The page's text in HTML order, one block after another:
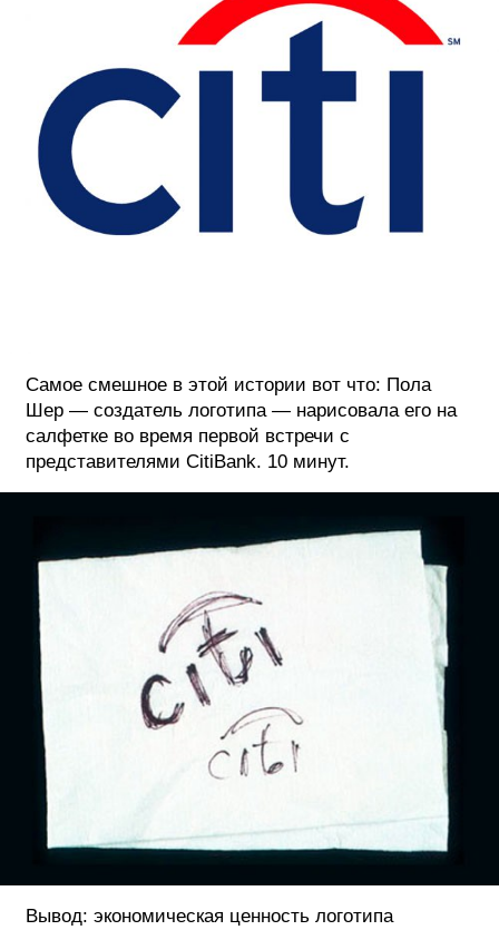
Самое смешное в этой истории вот что: Пола
Шер — создатель логотипа — нарисовала его на
салфетке во время первой встречи с
представителями CitiBank. 10 минут.
Вывод: экономическая ценность логотипа